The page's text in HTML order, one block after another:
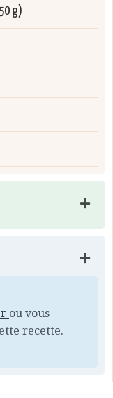
g)
ou vous
recette.